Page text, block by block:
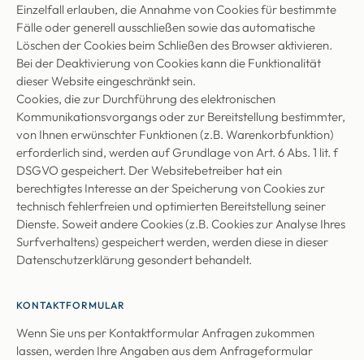
Einzelfall erlauben, die Annahme von Cookies für bestimmte
Fälle oder generell ausschließen sowie das automatische
Löschen der Cookies beim Schließen des Browser aktivieren.
Bei der Deaktivierung von Cookies kann die Funktionalität
dieser Website eingeschränkt sein.
Cookies, die zur Durchführung des elektronischen
Kommunikationsvorgangs oder zur Bereitstellung bestimmter,
von Ihnen erwünschter Funktionen (z.B. Warenkorbfunktion)
erforderlich sind, werden auf Grundlage von Art. 6 Abs. 1 lit. f
DSGVO gespeichert. Der Websitebetreiber hat ein
berechtigtes Interesse an der Speicherung von Cookies zur
technisch fehlerfreien und optimierten Bereitstellung seiner
Dienste. Soweit andere Cookies (z.B. Cookies zur Analyse Ihres
Surfverhaltens) gespeichert werden, werden diese in dieser
Datenschutzerklärung gesondert behandelt.
KONTAKTFORMULAR
Wenn Sie uns per Kontaktformular Anfragen zukommen
lassen, werden Ihre Angaben aus dem Anfrageformular